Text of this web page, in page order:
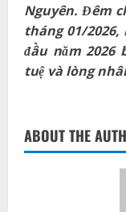
Nguyên. Đêm
tháng 01/
đầu năm 2026
tuệ và lòng
ABOUT THE